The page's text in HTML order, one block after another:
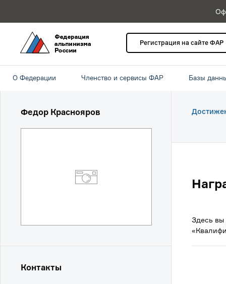
Регистрация на сайте ФАР
О Федерации Членство и сервисы ФАР Базы
Федор Краснояров
Контакты
Здесь вы